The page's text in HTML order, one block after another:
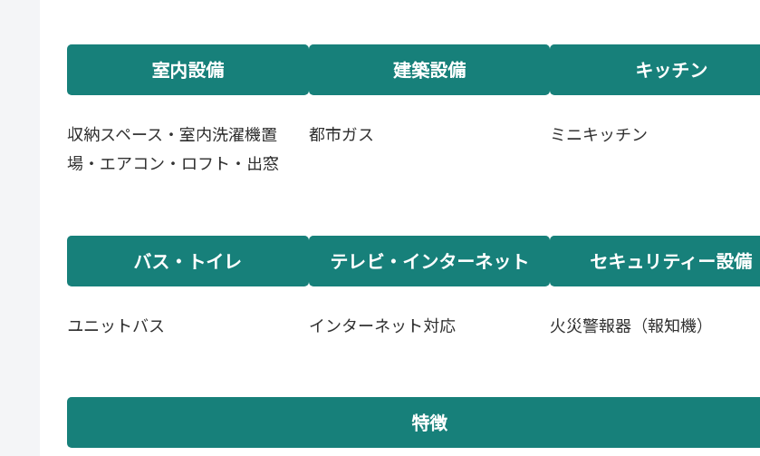
室内設備
収納スペース・室内洗濯機置
場・エアコン・ロフト・出窓
建築設備
都市ガス
キッチン
ミニキッチン
バス・トイレ
ユニットバス
テレビ・インターネット
インターネット対応
セキュリティー設備
火災警報器（報知機）
特徴